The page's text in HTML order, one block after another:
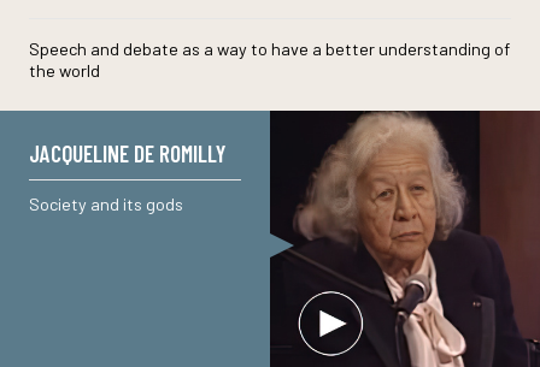
Speech and debate as a way to have a better understanding of
the world
JACQUELINE DE ROMILLY
Society and its gods